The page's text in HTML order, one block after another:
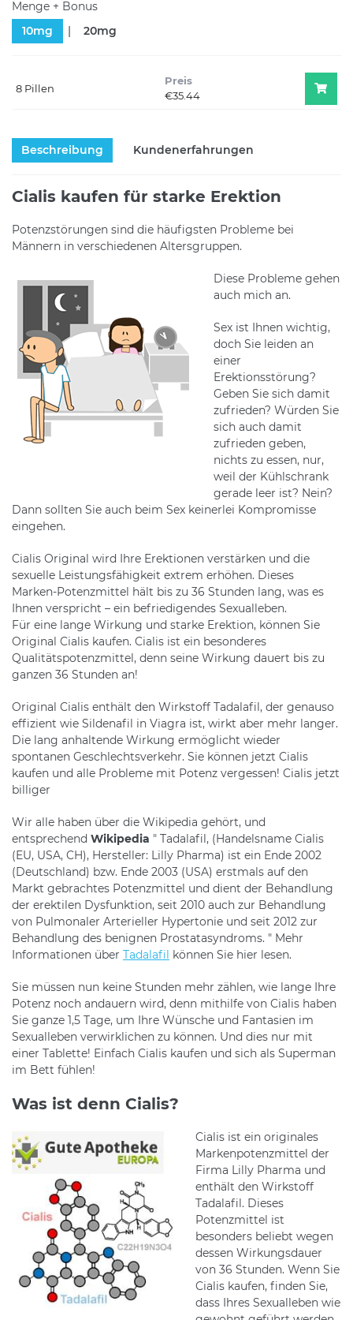
Menge + Bonus
10mg
20mg
8 Pillen
Preis
€35.44
Beschreibung Kundenerfahrungen
Cialis kaufen für starke Erektion
Potenzstörungen sind die häufigsten Probleme bei
Männern in verschiedenen Altersgruppen.
Diese Probleme gehen
auch mich an.
Sex ist Ihnen wichtig,
doch Sie leiden an
einer
Erektionsstörung?
Geben Sie sich damit
zufrieden? Würden Sie
sich auch damit
zufrieden geben,
nichts zu essen, nur,
weil der Kühlschrank
gerade leer ist? Nein?
Dann sollten Sie auch beim Sex keinerlei Kompromisse
eingehen.
Cialis Original wird Ihre Erektionen verstärken und die
sexuelle Leistungsfähigkeit extrem erhöhen. Dieses
Marken-Potenzmittel hält bis zu 36 Stunden lang, was es
Ihnen verspricht – ein befriedigendes Sexualleben.
Für eine lange Wirkung und starke Erektion, können Sie
Original Cialis kaufen. Cialis ist ein besonderes
Qualitätspotenzmittel, denn seine Wirkung dauert bis zu
ganzen 36 Stunden an!
Original Cialis enthält den Wirkstoff Tadalafil, der genauso
effizient wie Sildenafil in Viagra ist, wirkt aber mehr langer.
Die lang anhaltende Wirkung ermöglicht wieder
spontanen Geschlechtsverkehr. Sie können jetzt Cialis
kaufen und alle Probleme mit Potenz vergessen! Cialis jetzt
billiger
Wir alle haben über die Wikipedia gehört, und
entsprechend Wikipedia " Tadalafil, (Handelsname Cialis
(EU, USA, CH), Hersteller: Lilly Pharma) ist ein Ende 2002
(Deutschland) bzw. Ende 2003 (USA) erstmals auf den
Markt gebrachtes Potenzmittel und dient der Behandlung
der erektilen Dysfunktion, seit 2010 auch zur Behandlung
von Pulmonaler Arterieller Hypertonie und seit 2012 zur
Behandlung des benignen Prostatasyndroms. " Mehr
Informationen über Tadalafil können Sie hier lesen.
Sie müssen nun keine Stunden mehr zählen, wie lange Ihre
Potenz noch andauern wird, denn mithilfe von Cialis haben
Sie ganze 1,5 Tage, um Ihre Wünsche und Fantasien im
Sexualleben verwirklichen zu können. Und dies nur mit
einer Tablette! Einfach Cialis kaufen und sich als Superman
im Bett fühlen!
Was ist denn Cialis?
Cialis ist ein originales
Markenpotenzmittel der
Firma Lilly Pharma und
enthält den Wirkstoff
Tadalafil. Dieses
Potenzmittel ist
besonders beliebt wegen
dessen Wirkungsdauer
von 36 Stunden. Wenn Sie
Cialis kaufen, finden Sie,
dass Ihres Sexualleben wie